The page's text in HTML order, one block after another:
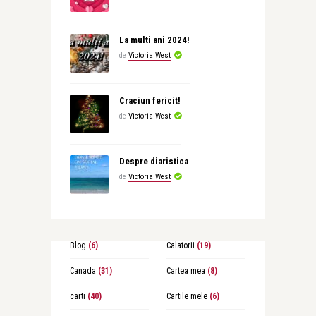
La multi ani 2024!
de Victoria West
Craciun fericit!
de Victoria West
Despre diaristica
de Victoria West
Blog (6) Calatorii (19)
Canada (31) Cartea mea (8)
carti (40) Cartile mele(6)